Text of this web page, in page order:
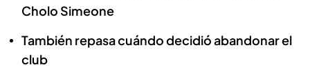
Cholo Simeone
También repasa cuándo decidió abandonar el
club